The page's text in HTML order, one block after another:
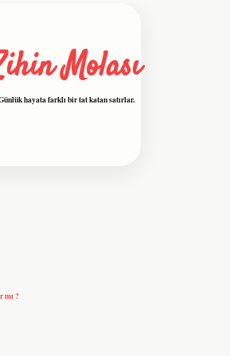
Molası
hayata farklı bir tat katan satırlar.
mı ?